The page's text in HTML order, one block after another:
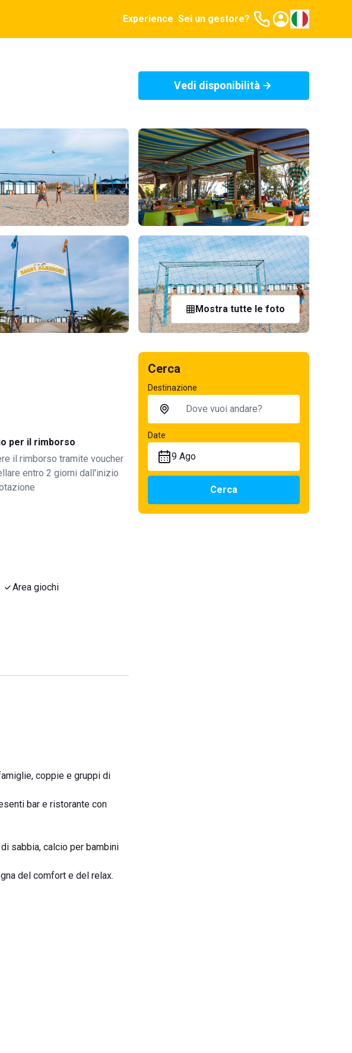
Experience Sei un gestore?
Vedi disponibilità
Mostra tutte le foto
per il rimborso
il rimborso tramite voucher
entro 2 giorni dall'inizio
Area giochi
coppie e gruppi di
bar e ristorante con
sabbia, calcio per bambini
del comfort e del relax.
Cerca
Destinazione
Date
9 Ago
Cerca